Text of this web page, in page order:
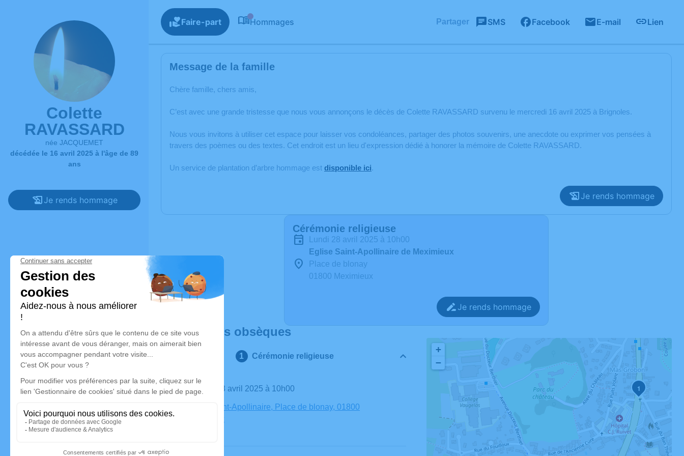
Colette
RAVASSARD
née JACQUEMET
décédée le 16 avril 2025 à l'âge de 89
ans
Je rends hommage
Faire-part Hommages Partager SMS Facebook E-mail Lien
Message de la famille
Chère famille, chers amis,
C’est avec une grande tristesse que nous vous annonçons le décès de Colette RAVASSARD survenu le mercredi 16 avril 2025 à Brignoles.
Nous vous invitons à utiliser cet espace pour laisser vos condoléances, partager des photos souvenirs, une anecdote ou exprimer vos pensées à
travers des poèmes ou des textes. Cet endroit est un lieu d'expression dédié à honorer la mémoire de Colette RAVASSARD.
Un service de plantation d’arbre hommage est disponible ici.
Je rends hommage
Cérémonie religieuse
lundi 28 avril 2025 à 10h00
Eglise Saint-Apollinaire de Meximieux
Place de blonay
01800 Meximieux
Je rends hommage
Déroulé des obsèques
Cérémonie religieuse
Le lundi 28 avril 2025 à 10h00
Eglise Saint-Apollinaire, Place de blonay, 01800
1
+
−